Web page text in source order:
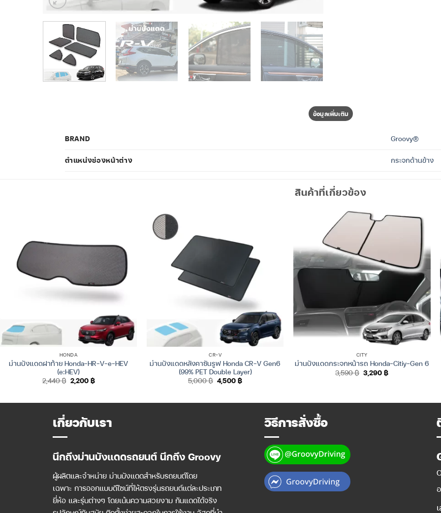
ข้อมูลเพิ่มเติม
BRAND Groovy®
ตำแหน่งช่องหน้าต่าง กระจกด้านข้าง
สินค้าที่เกี่ยวข้อง
HONDA
ม่านบังแดดฝาท้าย Honda-HR-V-e-HEV
(e:HEV)
2,440฿ Original
price
2,200 ฿Current
price
CR-V
ม่านบังแดดหลังคาซันรูฟ Honda CR-V Gen6
(99% PET Double Layer)
5,000฿ Original
price
4,500฿Current
CITY
ม่านบังแดดกระจกหน้ารถ Honda-Citiy-Gen 6
3,590฿ Original
price
3,290฿Current
เกี่ยวกับเรา
นึกถึงม่านบังแดดรถยนต์ นึกถึง Groovy
ผู้ผลิตและจำหน่าย ม่านบังแดดสำหรับรถยนต์โดย
เฉพาะ การออกแบบดีไซน์ที่ให้ตรงรุ่นรถยนต์แต่ละประเภท
ยี่ห้อ และรุ่นต่างๆ โดยเน้นความสวยงาม กันแดดได้จริง
วิธีการสั่งซื้อ